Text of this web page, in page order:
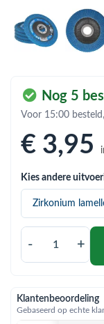
(Rookkanalen)
(Verwarming,
Nog 5
Voor 15:00
€ 3,95
Kies andere
- +
Klantenbeoordeling
Gebaseerd op echte